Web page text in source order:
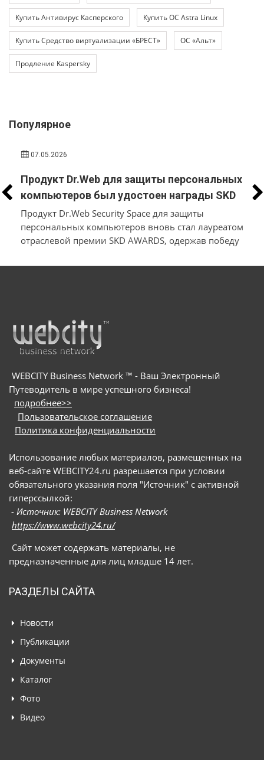
Купить Антивирус Касперского Купить ОС Astra Linux
Купить Средство виртуализации «БРЕСТ» ОС «Альт»
Продление Kaspersky
Популярное
07.05.2026
Продукт Dr.Web для защиты персональных
компьютеров был удостоен награды SKD
AWARDS
Продукт Dr.Web Security Space для защиты
персональных компьютеров вновь стал лауреатом
отраслевой премии SKD AWARDS, одержав победу
WEBCITY Business Network ™ - Ваш Электронный
Путеводитель в мире успешного бизнеса!
подробнее>>
Пользовательское соглашение
Политика конфиденциальности
Использование любых материалов, размещенных на
веб-сайте WEBCITY24.ru разрешается при условии
обязательного указания поля "Источник" с активной
гиперссылкой:
- Источник: WEBCITY Business Network
https://www.webcity24.ru/
Сайт может содержать материалы, не
предназначенные для лиц младше 14 лет.
РАЗДЕЛЫ САЙТА
Новости
Публикации
Документы
Каталог
Фото
Видео